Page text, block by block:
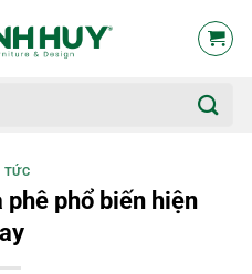
TỨC
phổ biến hiện